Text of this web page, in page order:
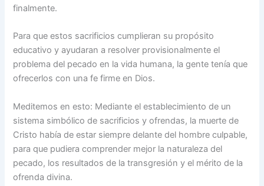
finalmente.
Para que estos sacrificios cumplieran su propósito
educativo y ayudaran a resolver provisionalmente el
problema del pecado en la vida humana, la gente tenía que
ofrecerlos con una fe firme en Dios.
Meditemos en esto: Mediante el establecimiento de un
sistema simbólico de sacrificios y ofrendas, la muerte de
Cristo había de estar siempre delante del hombre culpable,
para que pudiera comprender mejor la naturaleza del
pecado, los resultados de la transgresión y el mérito de la
ofrenda divina.